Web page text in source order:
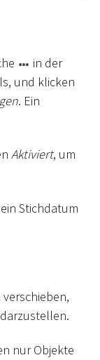
in der
und klicken
. Ein
Aktiviert, um
Stichdatum
nur Objekte